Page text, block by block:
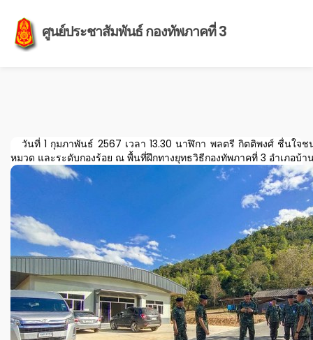
ศูนย์ประชาสัมพันธ์ กองทัพภาคที่ 3
วันที่ 1 กุมภาพันธ์ 2567 เวลา 13.30 นาฬิกา พลตรี กิตติพงศ์ ชื่นใจ
หมวด และระดับกองร้อย ณ พื้นที่ฝึกทางยุทธวิธีกองทัพภาคที่ 3 อำเภอบ้